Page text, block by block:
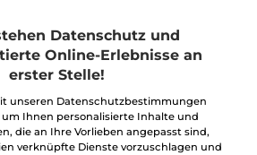
SORTIEREN NACH
Datenschutz und
Online-Erlebnisse an
erster Stelle!
unseren Datenschutzbestimmungen
um Ihnen personalisierte Inhalte und
die an Ihre Vorlieben angepasst sind,
verknüpfte Dienste vorzuschlagen und